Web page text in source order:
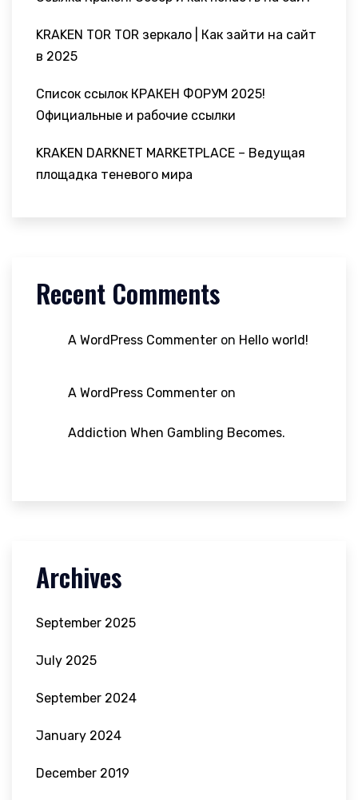
KRAKEN TOR TOR зеркало | Как зайти на сайт
в 2025
Список ссылок КРАКЕН ФОРУМ 2025!
Официальные и рабочие ссылки
KRAKEN DARKNET MARKETPLACE – Ведущая
площадка теневого мира
Recent Comments
A WordPress Commenter on Hello world!
A WordPress Commenter on
Addiction When Gambling Becomes.
Archives
September 2025
July 2025
September 2024
January 2024
December 2019